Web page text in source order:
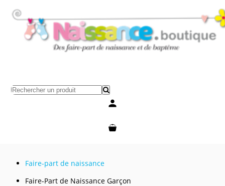
Faire-part de naissance
Faire-Part de Naissance Garçon